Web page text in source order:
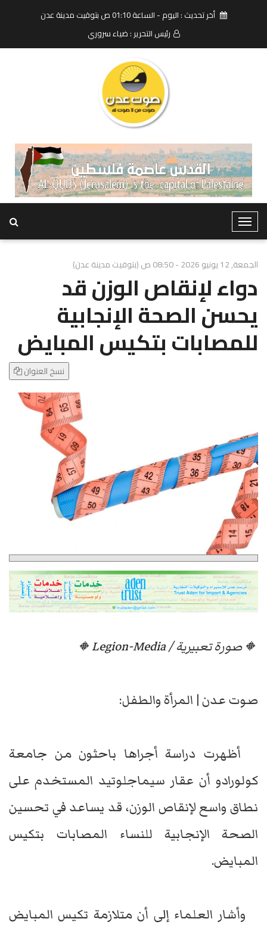
أخر تحديث : اليوم - الساعة 01:10 ص بتوقيت مدينة عدن
رئيس التحرير : ضياء سروري
T
o
g
l
e
N
a
v
i
n
الجمعة, 12 يونيو 2026 - 08:50 ص (بتوقيت مدينة عدن)
دواء لإنقاص الوزن قد
يحسن الصحة الإنجابية
للمصابات بتكيس المبايض
نسخ العنوان
🔸صورة تعبيرية / Legion-Media🔸
صوت عدن | المرأة والطفل:
أظهرت دراسة أجراها باحثون من جامعة
كولورادو أن عقار سيماجلوتيد المستخدم على
نطاق واسع لإنقاص الوزن، قد يساعد في تحسين
الصحة الإنجابية للنساء المصابات بتكيس
المبايض.
وأشار العلماء إلى أن متلازمة تكيس المبايض